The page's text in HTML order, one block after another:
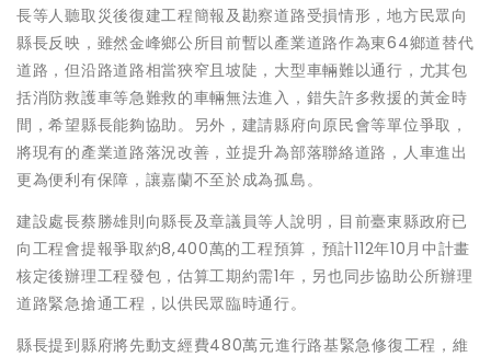
長等人聽取災後復建工程簡報及勘察道路受損情形，地方民眾向
縣長反映，雖然金峰鄉公所目前暫以產業道路作為東64鄉道替代
道路，但沿路道路相當狹窄且坡陡，大型車輛難以通行，尤其包
括消防救護車等急難救的車輛無法進入，錯失許多救援的黃金時
間，希望縣長能夠協助。另外，建請縣府向原民會等單位爭取，
將現有的產業道路落況改善，並提升為部落聯絡道路，人車進出
更為便利有保障，讓嘉蘭不至於成為孤島。
建設處長蔡勝雄則向縣長及章議員等人說明，目前臺東縣政府已
向工程會提報爭取約8,400萬的工程預算，預計112年10月中計畫
核定後辦理工程發包，估算工期約需1年，另也同步協助公所辦理
道路緊急搶通工程，以供民眾臨時通行。
縣長提到縣府將先動支經費480萬元進行路基緊急修復工程，維